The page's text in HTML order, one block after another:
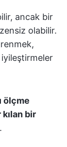
ancak bir
olabilir.
iyileştirmeler
ölçme
bir
.